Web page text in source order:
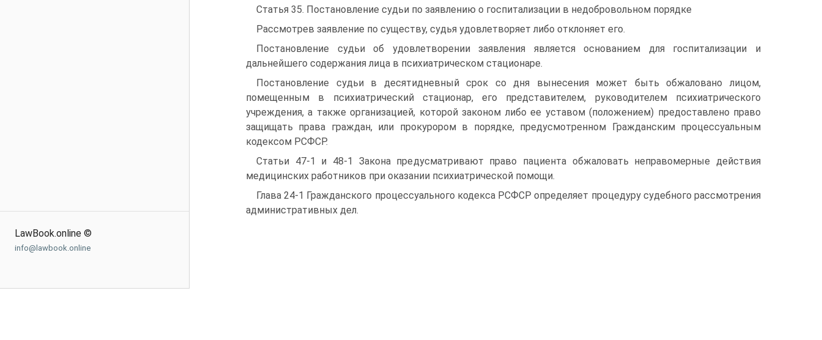
LawBook.online ©
info@lawbook.online
Статья 35. Постановление судьи по заявлению о госпитализации в недобровольном порядке
Рассмотрев заявление по существу, судья удовлетворяет либо отклоняет его.
Постановление судьи об удовлетворении заявления является основанием для госпитализации и
дальнейшего содержания лица в психиатрическом стационаре.
Постановление судьи в десятидневный срок со дня вынесения может быть обжаловано лицом,
помещенным в психиатрический стационар, его представителем, руководителем психиатрического
учреждения, а также организацией, которой законом либо ее уставом (положением) предоставлено право
защищать права граждан, или прокурором в порядке, предусмотренном Гражданским процессуальным
кодексом РСФСР.
Статьи 47-1 и 48-1 Закона предусматривают право пациента обжаловать неправомерные действия
медицинских работников при оказании психиатрической помощи.
Глава 24-1 Гражданского процессуального кодекса РСФСР определяет процедуру судебного рассмотрения
административных дел.